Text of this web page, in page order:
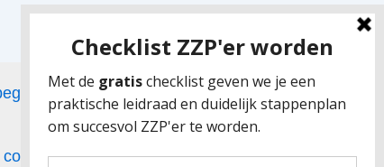
van het zelfstandig
je dat met ouderschap?